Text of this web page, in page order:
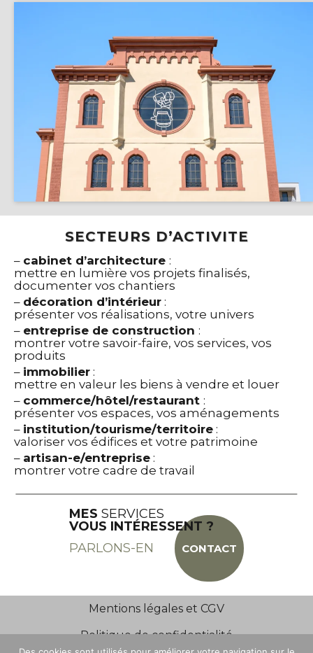
SECTEURS D’ACTIVITE
– cabinet d’architecture :
mettre en lumière vos projets finalisés,
documenter vos chantiers
– décoration d’intérieur :
présenter vos réalisations, votre univers
– entreprise de construction :
montrer votre savoir-faire, vos services, vos
produits
– immobilier :
mettre en valeur les biens à vendre et louer
– commerce/hôtel/restaurant :
présenter vos espaces, vos aménagements
– institution/tourisme/territoire :
valoriser vos édifices et votre patrimoine
– artisan-e/entreprise :
montrer votre cadre de travail
CONTACT
MES SERVICES
VOUS INTÉRESSENT ?
PARLONS-EN
Mentions légales et CGV
Politique de confidentialité